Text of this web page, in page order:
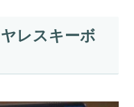
レスキーボ